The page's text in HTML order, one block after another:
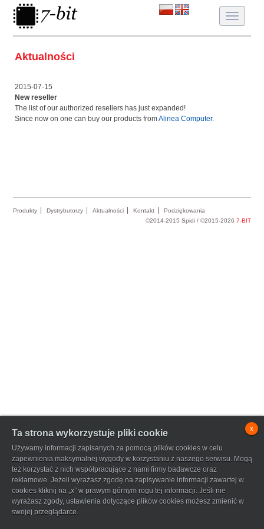
Ta strona wykorzystuje pliki cookie
Używamy informacji zapisanych za pomocą plików cookies w celu
zapewnienia maksymalnej wygody w korzystaniu z naszego serwisu. Mogą
też korzystać z nich współpracujące z nami firmy badawcze oraz
reklamowe. Jeżeli wyrażasz zgodę na zapisywanie informacji zawartej w
cookies kliknij na „x” w prawym górnym rogu tej informacji. Jeśli nie
wyrażasz zgody, ustawienia dotyczące plików cookies możesz zmienić w
swojej przeglądarce.
x
Toggle
Aktualności
2015-07-15
New reseller
The list of our authorized resellers has just expanded!
Since now on one can buy our products fromAlinea Computer.
Produkty Dystrybutorzy Aktualności Kontakt
Podziękowania
©2014-2015 Spidi / ©2015-2026 7-BIT